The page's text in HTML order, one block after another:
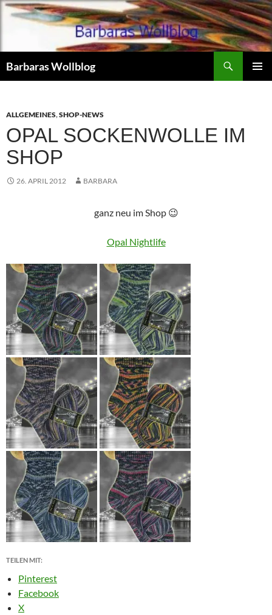
Zum
Inhalt
Barbaras Wollblog
ALLGEMEINES,SHOP-NEWS
OPAL SOCKENWOLLE IM
SHOP
26. APRIL 2012 BARBARA
ganz neu im Shop 😉
Opal Nightlife
TEILEN MIT:
Pinterest
Facebook
X